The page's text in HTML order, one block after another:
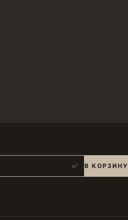
м² В КОРЗИНУ